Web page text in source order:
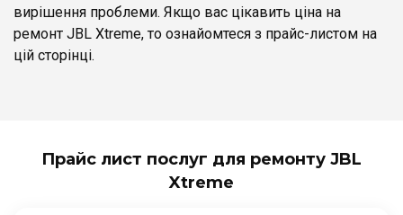
вирішення проблеми. Якщо вас цікавить ціна на
ремонт JBL Xtreme, то ознайомтеся з прайс-листом на
цій сторінці.
Прайс лист послуг для ремонту JBL
Xtreme